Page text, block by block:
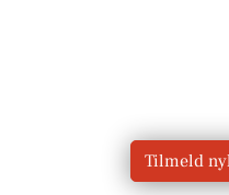
Tilmeld